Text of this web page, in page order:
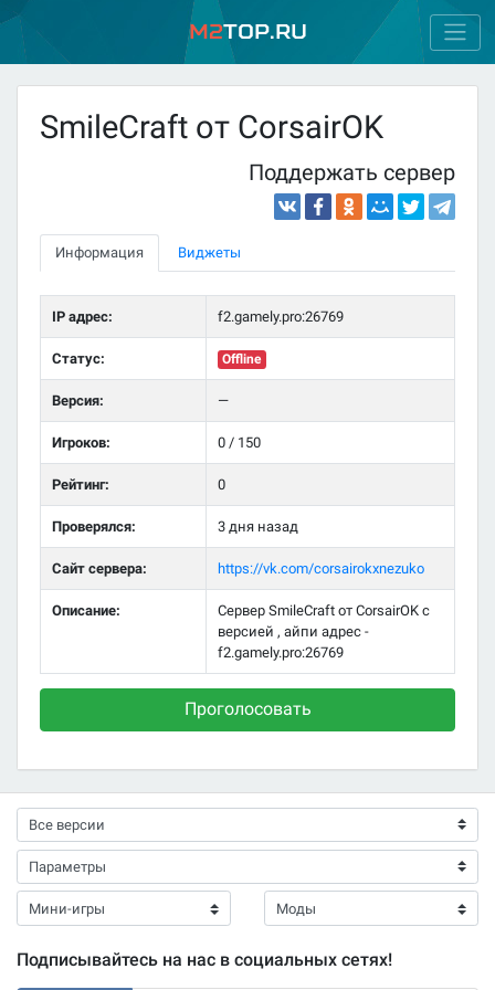
M2Top.ru
SmileCraft от CorsairOK
Поддержать сервер
Информация Виджеты
IP адрес: f2.gamely.pro:26769
Статус: Offline
Версия: —
Игроков: 0 / 150
Рейтинг: 0
Проверялся: 3 дня назад
Сайт сервера: https://vk.com/corsairokxnezuko
Описание:
Сервер SmileCraft от CorsairOK с
версией , айпи адрес -
f2.gamely.pro:26769
Проголосовать
Подписывайтесь на нас в социальных сетях!